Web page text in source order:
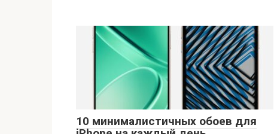
10 минималистичных обоев для